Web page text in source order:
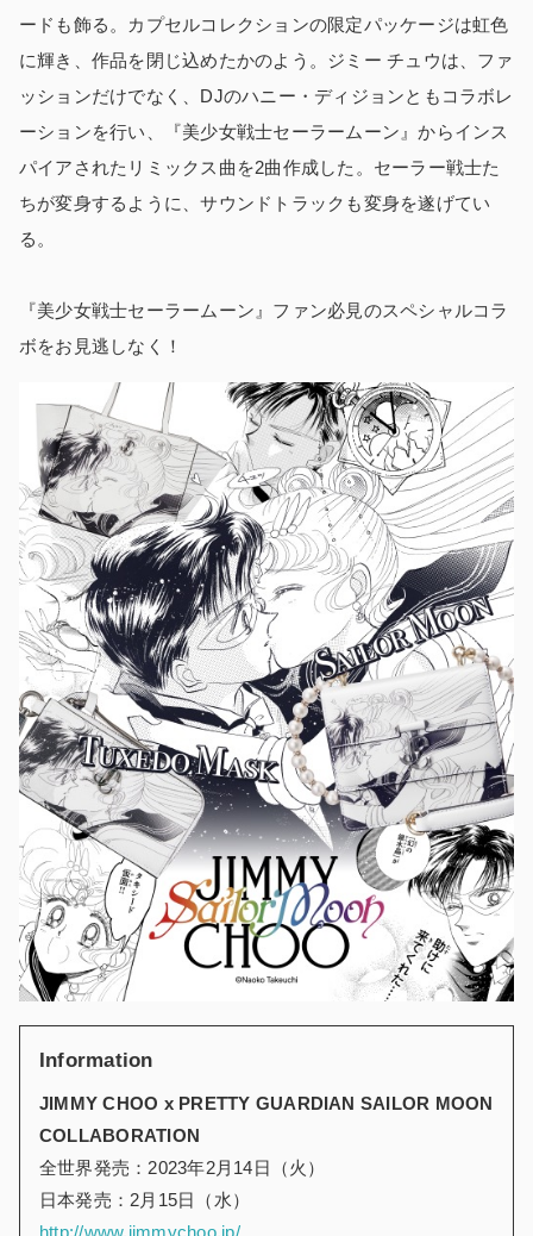
ードも飾る。カプセルコレクションの限定パッケージは虹色
に輝き、作品を閉じ込めたかのよう。ジミー チュウは、ファ
ッションだけでなく、DJのハニー・ディジョンともコラボレ
ーションを行い、『美少女戦士セーラームーン』からインス
パイアされたリミックス曲を2曲作成した。セーラー戦士た
ちが変身するように、サウンドトラックも変身を遂げてい
る。
『美少女戦士セーラームーン』ファン必見のスペシャルコラ
ボをお見逃しなく！
Information
JIMMY CHOO x PRETTY GUARDIAN SAILOR MOON
COLLABORATION
全世界発売：2023年2月14日（火）
日本発売：2月15日（水）
http://www.jimmychoo.jp/